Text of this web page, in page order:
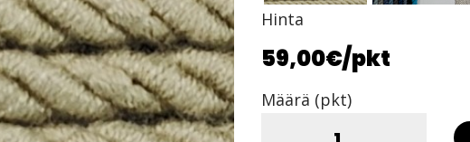
Hinta
59,00€/pkt
Määrä (pkt)